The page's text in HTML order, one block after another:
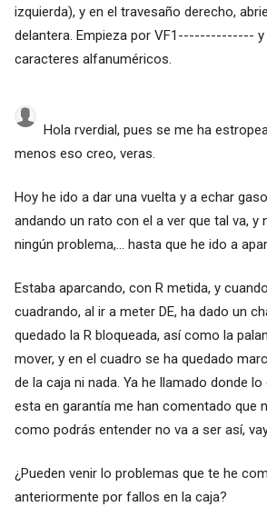
izquierda), y en el travesaño derecho,
delantera. Empieza por VF1-------------- y
caracteres alfanuméricos.
Hola rverdial, pues se me ha
menos eso creo, veras.
Hoy he ido a dar una vuelta y a echar
andando un rato con el a ver que tal va, y
ningún problema,... hasta que he ido a
Estaba aparcando, con R metida, y
cuadrando, al ir a meter DE, ha dado un
quedado la R bloqueada, así como la
mover, y en el cuadro se ha quedado
de la caja ni nada. Ya he llamado donde
esta en garantía me han comentado que
como podrás entender no va a ser así,
¿Pueden venir lo problemas que te he
anteriormente por fallos en la caja?